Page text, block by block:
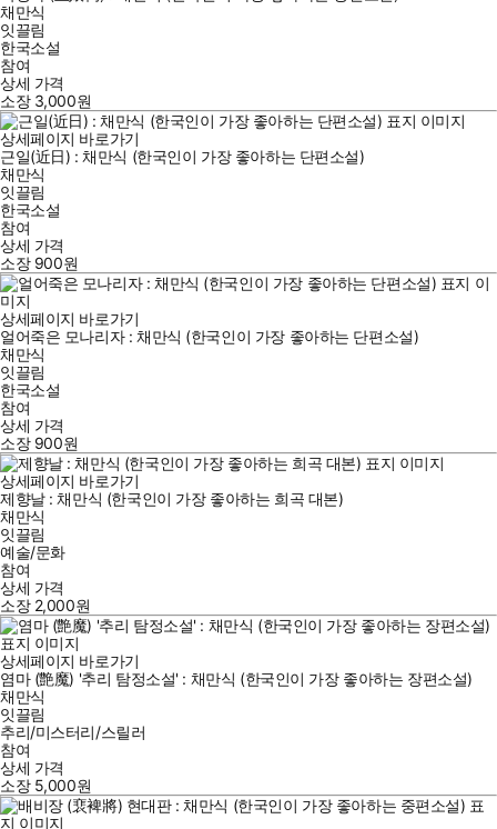
채만식
잇끌림
한국소설
참여
상세 가격
소장 3,000원
상세페이지 바로가기
근일(近日) : 채만식 (한국인이 가장 좋아하는 단편소설)
채만식
잇끌림
한국소설
참여
상세 가격
소장 900원
상세페이지 바로가기
얼어죽은 모나리자 : 채만식 (한국인이 가장 좋아하는 단편소설)
채만식
잇끌림
한국소설
참여
상세 가격
소장 900원
상세페이지 바로가기
제향날 : 채만식 (한국인이 가장 좋아하는 희곡 대본)
채만식
잇끌림
예술/문화
참여
상세 가격
소장 2,000원
상세페이지 바로가기
염마 (艶魔) '추리 탐정소설' : 채만식 (한국인이 가장 좋아하는 장편소설)
채만식
잇끌림
추리/미스터리/스릴러
참여
상세 가격
소장 5,000원